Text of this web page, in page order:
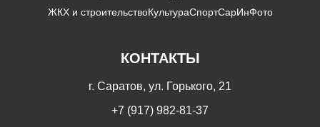
ЖКХ и строительствоКультураСпортСарИнФото
КОНТАКТЫ
г. Саратов, ул. Горького, 21
+7 (917) 982-81-37